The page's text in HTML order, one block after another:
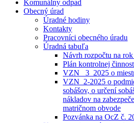
Komunálny odpad
Obecný úrad
Úradné hodiny
Kontakty
Pracovníci obecného úradu
Úradná tabuľa
Návrh rozpočtu na
Plán kontrolnej
VZN _3_2025 o
VZN_2-2025 o
sobášov, o určení
nákladov na
matričnom obvode
Pozvánka na OcZ č.